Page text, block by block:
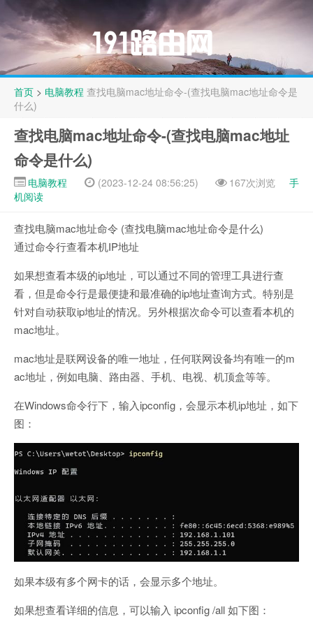
首页 > 电脑教程 查找电脑mac地址命令-(查找电脑mac地址命令是
什么)
查找电脑mac地址命令-(查找电脑mac地址
命令是什么)
电脑教程 (2023-12-24 08:56:25) 167次浏览
手
机阅读
查找电脑mac地址命令 (查找电脑mac地址命令是什么)
通过命令行查看本机IP地址
如果想查看本级的ip地址，可以通过不同的管理工具进行查
看，但是命令行是最便捷和最准确的ip地址查询方式。特别是
针对自动获取ip地址的情况。另外根据次命令可以查看本机的
mac地址。
mac地址是联网设备的唯一地址，任何联网设备均有唯一的m
ac地址，例如电脑、路由器、手机、电视、机顶盒等等。
在Windows命令行下，输入ipconfig，会显示本机ip地址，如下
图：
如果本级有多个网卡的话，会显示多个地址。
如果想查看详细的信息，可以输入 ipconfig /all 如下图：